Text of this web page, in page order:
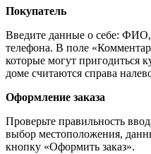
Покупатель
Введите данные о себе: ФИО,
телефона. В поле
которые могут пригодиться
доме считаются справа
Оформление заказа
Проверьте правильность
выбор местоположения,
кнопку «Оформить заказ».